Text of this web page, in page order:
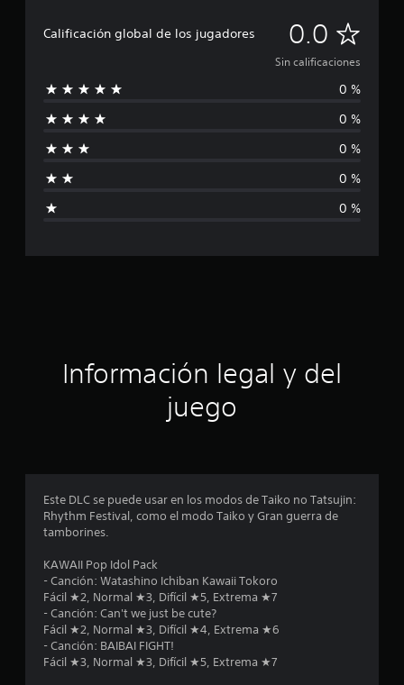
Calificación global de los jugadores 0.0 S
i
n
c
f
a
n
Sin calificaciones
0 %
0 %
0 %
0 %
0 %
Información legal y del
juego
Este DLC se puede usar en los modos de Taiko no Tatsujin:
Rhythm Festival, como el modo Taiko y Gran guerra de
tamborines.
KAWAII Pop Idol Pack
- Canción: Watashino Ichiban Kawaii Tokoro
Fácil ★2, Normal ★3, Difícil ★5, Extrema ★7
- Canción: Can't we just be cute?
Fácil ★2, Normal ★3, Difícil ★4, Extrema ★6
- Canción: BAIBAI FIGHT!
Fácil ★3, Normal ★3, Difícil ★5, Extrema ★7